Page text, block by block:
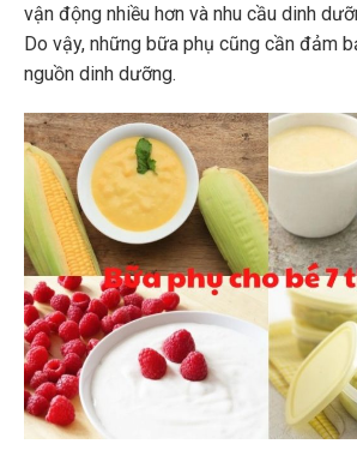
vận động nhiều hơn và nhu cầu dinh
Do vậy, những bữa phụ cũng cần đảm
nguồn dinh dưỡng.